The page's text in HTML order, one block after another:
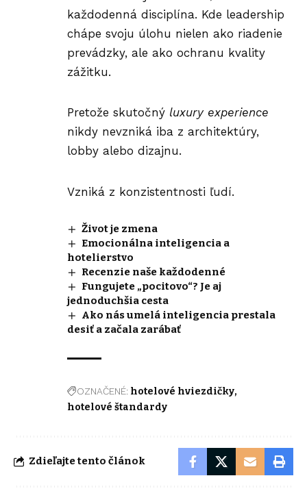
každodenná disciplína. Kde leadership
chápe svoju úlohu nielen ako riadenie
prevádzky, ale ako ochranu kvality
zážitku.
Pretože skutočný luxury experience
nikdy nevzniká iba z architektúry,
lobby alebo dizajnu.
Vzniká z konzistentnosti ľudí.
Život je zmena
Emocionálna inteligencia a
hotelierstvo
Recenzie naše každodenné
Fungujete „pocitovo“? Je aj
jednoduchšia cesta
Ako nás umelá inteligencia prestala
desiť a začala zarábať
OZNAČENÉ: hotelové hviezdičky
hotelové štandardy
Zdieľajte tento článok